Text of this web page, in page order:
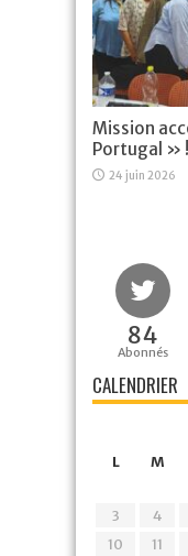
Mission
Portugal » !
24 juin 2026
84
Abonnés
CALENDRIER
L
M
3
4
10
11